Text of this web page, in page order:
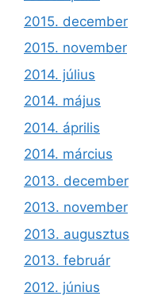
2015. december
2015. november
2014. július
2014. május
2014. április
2014. március
2013. december
2013. november
2013. augusztus
2013. február
2012. június